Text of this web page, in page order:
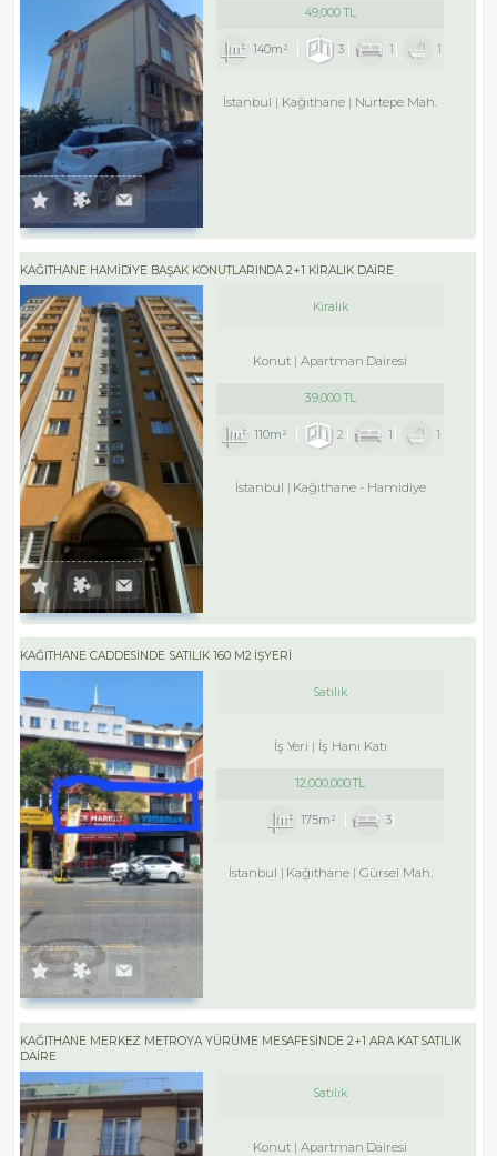
49,000 TL
140m² 3 1 1
İstanbul Kağıthane Nurtepe Mah.
KAĞITHANE HAMİDİYE BAŞAK KONUTLARINDA 2+1 KİRALIK DAİRE
Kiralık
Konut Apartman Dairesi
39,000 TL
110m² 2 1 1
İstanbul Kağıthane - Hamidiye
KAĞITHANE CADDESİNDE SATILIK 160 M2 İŞYERİ
Satılık
İş Yeri İş Hanı Katı
12,000,000 TL
175m² 3
İstanbul Kağıthane Gürsel Mah.
KAĞITHANE MERKEZ METROYA YÜRÜME MESAFESINDE 2+1 ARA KAT SATILIK
DAIRE
Satılık
Konut Apartman Dairesi